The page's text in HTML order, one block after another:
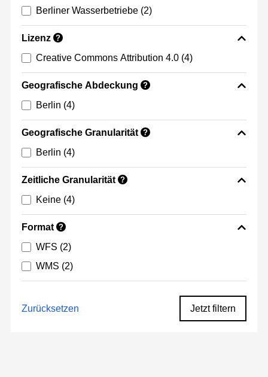
Berliner Wasserbetriebe (2)
Lizenz ?
Creative Commons Attribution 4.0 (4)
Geografische Abdeckung ?
Berlin (4)
Geografische Granularität ?
Berlin (4)
Zeitliche Granularität ?
Keine (4)
Format ?
WFS (2)
WMS (2)
Zurücksetzen Jetzt filtern